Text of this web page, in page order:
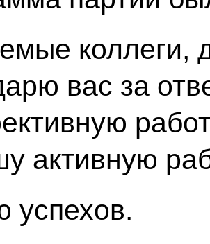
коллеги,
вас за
активную